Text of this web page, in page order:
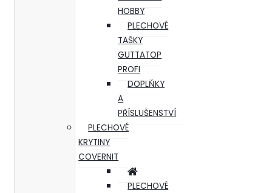
HOBBY
PLECHOVÉ
TAŠKY
GUTTATOP
PROFI
DOPLŇKY
A
PŘÍSLUŠENSTVÍ
PLECHOVÉ
KRYTINY
COVERNIT
PLECHOVÉ